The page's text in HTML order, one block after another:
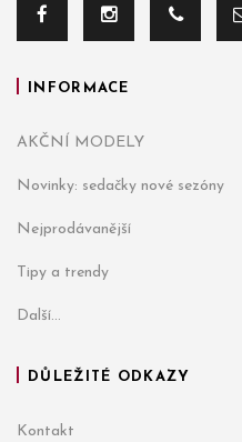
INFORMACE
AKČNÍ MODELY
Novinky: sedačky nové sezóny
Nejprodávanější
Tipy a trendy
Další...
DŮLEŽITÉ ODKAZY
Kontakt